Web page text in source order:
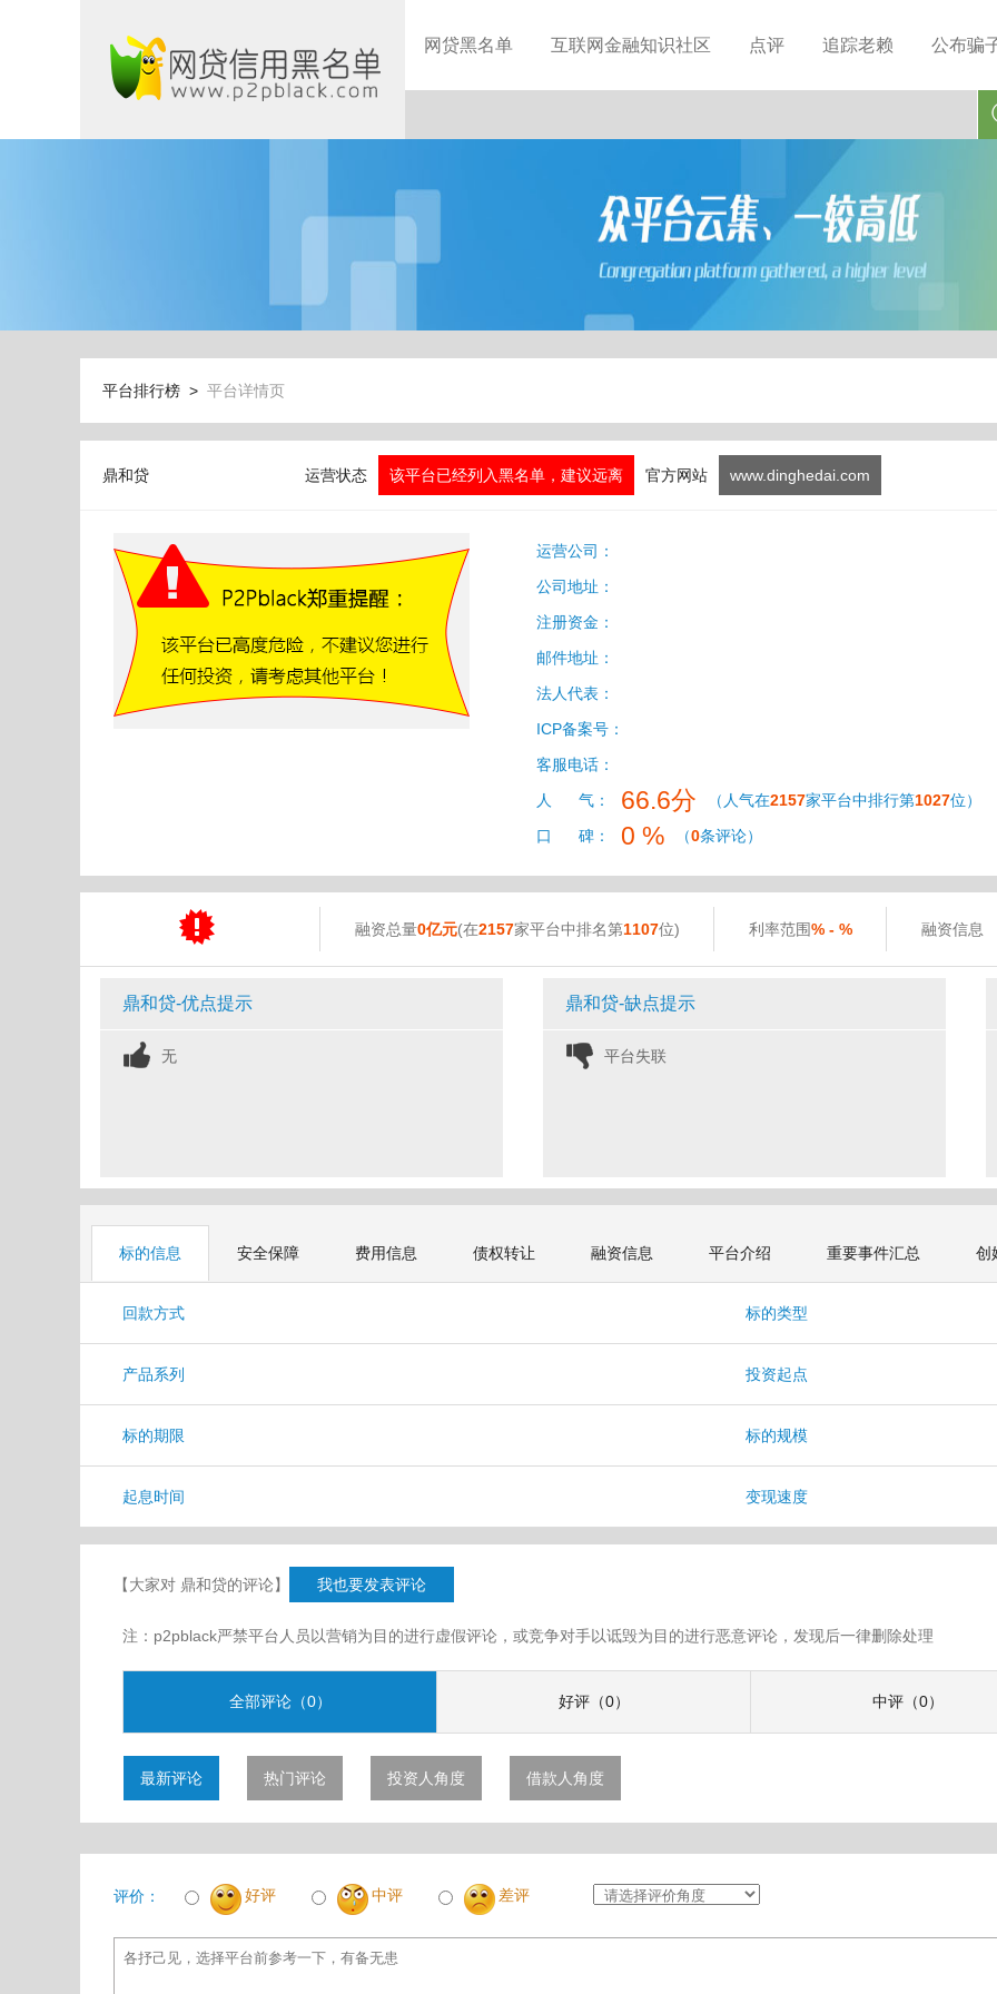
网贷黑名单 互联网金融知识社区 点评 追踪老赖 公布骗
平台排行榜 > 平台详情页
鼎和贷 运营状态 该平台已经列入黑名单，建议远离 官方网站 www.dinghedai.com
运营公司：
公司地址：
注册资金：
邮件地址：
法人代表：
ICP备案号：
客服电话：
人 气：
66.6分 （人气在2157家平台中排行第1027位）
口 碑：
0 % （0条评论）
融资总量0亿元(在2157家平台中排名第1107位) 利率范围% - % 融资信息
鼎和贷-优点提示
无
鼎和贷-缺点提示
平台失联
标的信息 安全保障 费用信息 债权转让 融资信息 平台介绍 重要事件汇总 创
回款方式 标的类型
产品系列 投资起点
标的期限 标的规模
起息时间 变现速度
【大家对 鼎和贷的评论】 我也要发表评论
注：p2pblack严禁平台人员以营销为目的进行虚假评论，或竞争对手以诋毁为目的进行恶意评论，发现后一律删除处理
全部评论（0） 好评（0） 中评（0）
最新评论 热门评论 投资人角度 借款人角度
评价： 好评 中评 差评